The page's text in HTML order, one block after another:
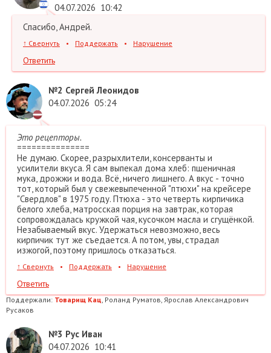
04.07.2026 10:42
Спасибо, Андрей.
↑ Свернуть • Поддержать • Нарушение
Ответить
№2 Сергей Леонидов
04.07.2026 05:24
Это рецепторы.
===============
Не думаю. Скорее, разрыхлители, консерванты и
усилители вкуса. Я сам выпекал дома хлеб: пшеничная
мука, дрожжи и вода. Всё, ничего лишнего. А вкус - точно
тот, который был у свежевыпеченной "птюхи" на крейсере
"Свердлов" в 1975 году. Птюха - это четверть кирпичика
белого хлеба, матросская порция на завтрак, которая
сопровождалась кружкой чая, кусочком масла и сгущёнкой.
Незабываемый вкус. Удержаться невозможно, весь
кирпичик тут же съедается. А потом, увы, страдал
изжогой, поэтому пришлось отказаться.
↑ Свернуть • Поддержать • Нарушение
Ответить
Поддержали: Товарищ Кац , Роланд Руматов, Ярослав Александрович
Русаков
№3 Рус Иван
04.07.2026 10:41